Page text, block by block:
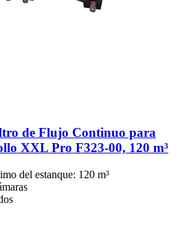
de Flujo Continuo para
XXL Pro F323-​00, 120 m³
del estanque: 120 m³